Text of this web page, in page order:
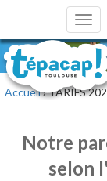
Accueil› TARIFS
Notre
selon